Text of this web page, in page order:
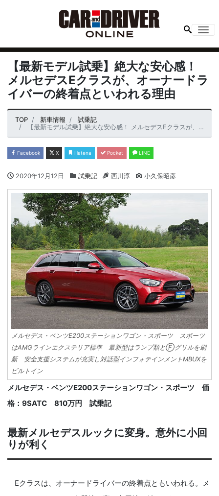
【最新モデル試乗】絶大な安心感！
メルセデスEクラスが、オーナードラ
イバーの終着点といわれる理由
TOP 新車情報
試乗記
【最新モデル試乗】絶大な安心感！ メルセデスEクラスが、オーナードライバーの終着点といわれる理由
Facebook X Hatena Pocket LINE
2020年12月12日 試乗記 西川淳 小久保昭彦
メルセデス・ベンツE200ステーションワゴン・スポーツ スポーツ
はAMGラインエクステリア標準 最新型はランプ類とⒻグリルを刷
新 安全支援システムが充実し対話型インフォテインメントMBUXを
ビルトイン
メルセデス・ベンツE200ステーションワゴン・スポーツ 価
格：9SATC 810万円 試乗記
最新メルセデスルックに変身。意外に小回
りが利く
Eクラスは、オーナードライバーの終着点ともいわれる。メ